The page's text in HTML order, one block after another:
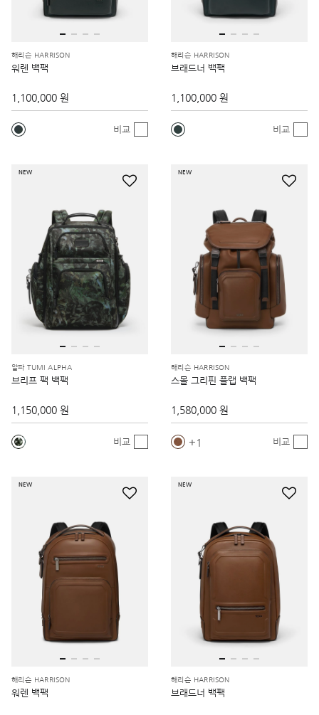
해리슨 HARRISON
워렌 백팩
1,100,000 원
비교
해리슨 HARRISON
브래드너 백팩
1,100,000 원
비교
NEW
알파 TUMI ALPHA
브리프 팩 백팩
1,150,000 원
비교
NEW
해리슨 HARRISON
스몰 그리핀 플랩 백팩
1,580,000 원
1 비교
NEW
해리슨 HARRISON
워렌 백팩
NEW
해리슨 HARRISON
브래드너 백팩